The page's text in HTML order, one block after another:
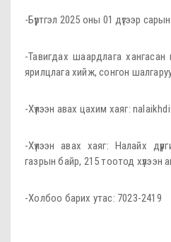
-Бүртгэл 2025 оны 01 дүгээр
-Тавигдах шаардлага хангасан
ярилцлага хийж, сонгон
-Хүлээн авах цахим хаяг:
-Хүлээн авах хаяг: Налайх
газрын байр, 215 тоотод хүлээн
-Холбоо барих утас: 7023-2419